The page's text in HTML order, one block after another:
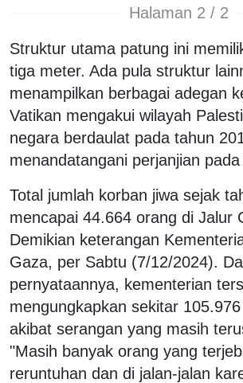
Halaman 2 / 2
Struktur utama patung ini
tiga meter. Ada pula struktur
menampilkan berbagai adegan
Vatikan mengakui wilayah
negara berdaulat pada tahun
menandatangani perjanjian
Total jumlah korban jiwa sejak
mencapai 44.664 orang di Jalur
Demikian keterangan
Gaza, per Sabtu (7/12/2024).
pernyataannya, kementerian
mengungkapkan sekitar
akibat serangan yang masih
"Masih banyak orang yang
reruntuhan dan di jalan-jalan